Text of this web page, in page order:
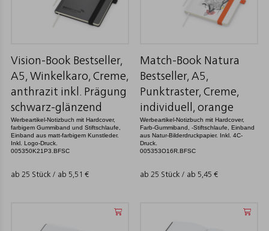
Vision-Book Bestseller,
A5, Winkelkaro, Creme,
anthrazit inkl. Prägung
schwarz-glänzend
Werbeartikel-Notizbuch mit Hardcover,
farbigem Gummiband und Stiftschlaufe,
Einband aus matt-farbigem Kunstleder.
Inkl. Logo-Druck.
005350K21P3.BFSC
ab 25 Stück / ab 5,51 €
Match-Book Natura
Bestseller, A5,
Punktraster, Creme,
individuell, orange
Werbeartikel-Notizbuch mit Hardcover,
Farb-Gummiband, -Stiftschlaufe, Einband
aus Natur-Bilderdruckpapier. Inkl. 4C-
Druck.
005353O16R.BFSC
ab 25 Stück / ab 5,45 €